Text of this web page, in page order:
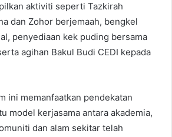
aktiviti seperti Tazkirah
dan Zohor berjemaah, bengkel
penyediaan kek puding bersama
agihan Bakul Budi CEDI kepada
ini memanfaatkan pendekatan
model kerjasama antara akademia,
dan alam sekitar telah